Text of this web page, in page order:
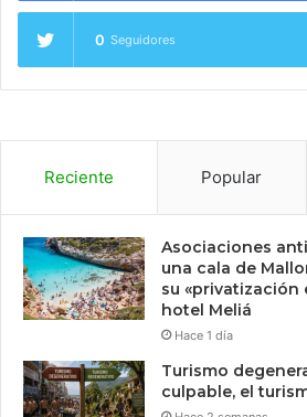
0 Seguidores
Reciente Popular
Asociaciones
una cala de
su «privatización
hotel Meliá
Hace 1 día
Turismo
culpable, el